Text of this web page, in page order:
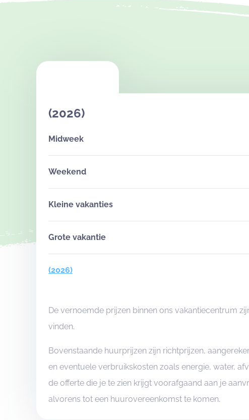
(2026)
Midweek
Weekend
Kleine vakanties
Grote vakantie
(2026)
De vernoemde prijzen binnen ons vakantiecentrum
vinden.
Bovenstaande huurprijzen zijn richtprijzen,
en eventuele verbruikskosten zoals energie, water,
de offerte die je te zien krijgt voorafgaand aan je
alvorens tot een huurovereenkomst te komen.